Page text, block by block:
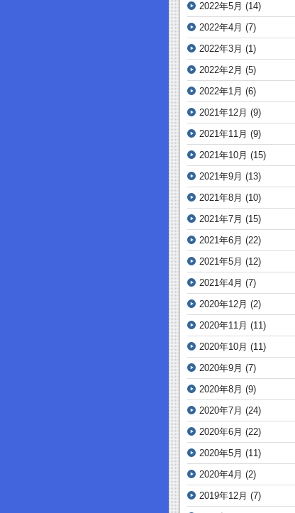
2022年5月 (14)
2022年4月 (7)
2022年3月 (1)
2022年2月 (5)
2022年1月 (6)
2021年12月 (9)
2021年11月 (9)
2021年10月 (15)
2021年9月 (13)
2021年8月 (10)
2021年7月 (15)
2021年6月 (22)
2021年5月 (12)
2021年4月 (7)
2020年12月 (2)
2020年11月 (11)
2020年10月 (11)
2020年9月 (7)
2020年8月 (9)
2020年7月 (24)
2020年6月 (22)
2020年5月 (11)
2020年4月 (2)
2019年12月 (7)